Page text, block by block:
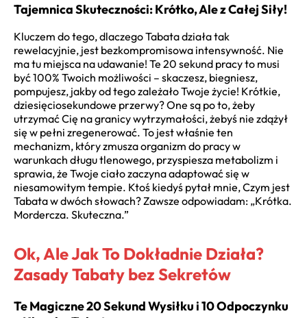
Tajemnica Skuteczności: Krótko, Ale z Całej Siły!
Kluczem do tego, dlaczego Tabata działa tak
rewelacyjnie, jest bezkompromisowa intensywność. Nie
ma tu miejsca na udawanie! Te 20 sekund pracy to musi
być 100% Twoich możliwości – skaczesz, biegniesz,
pompujesz, jakby od tego zależało Twoje życie! Krótkie,
dziesięciosekundowe przerwy? One są po to, żeby
utrzymać Cię na granicy wytrzymałości, żebyś nie zdążył
się w pełni zregenerować. To jest właśnie ten
mechanizm, który zmusza organizm do pracy w
warunkach długu tlenowego, przyspiesza metabolizm i
sprawia, że Twoje ciało zaczyna adaptować się w
niesamowitym tempie. Ktoś kiedyś pytał mnie, Czym jest
Tabata w dwóch słowach? Zawsze odpowiadam: „Krótka.
Mordercza. Skuteczna.”
Ok, Ale Jak To Dokładnie Działa?
Zasady Tabaty bez Sekretów
Te Magiczne 20 Sekund Wysiłku i 10 Odpoczynku